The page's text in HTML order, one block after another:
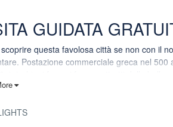
GUIDATA
questa favolosa città se non con il
Postazione commerciale greca nel
e ancora oggi è una destinazione
Passando per i bastioni fortificati, il